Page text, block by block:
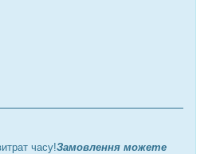
часу!Замовлення можете